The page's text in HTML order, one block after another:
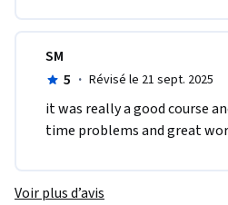
SM
5 · Révisé le 21 sept. 2025
it was really a good course
time problems and great
Voir plus d’avis